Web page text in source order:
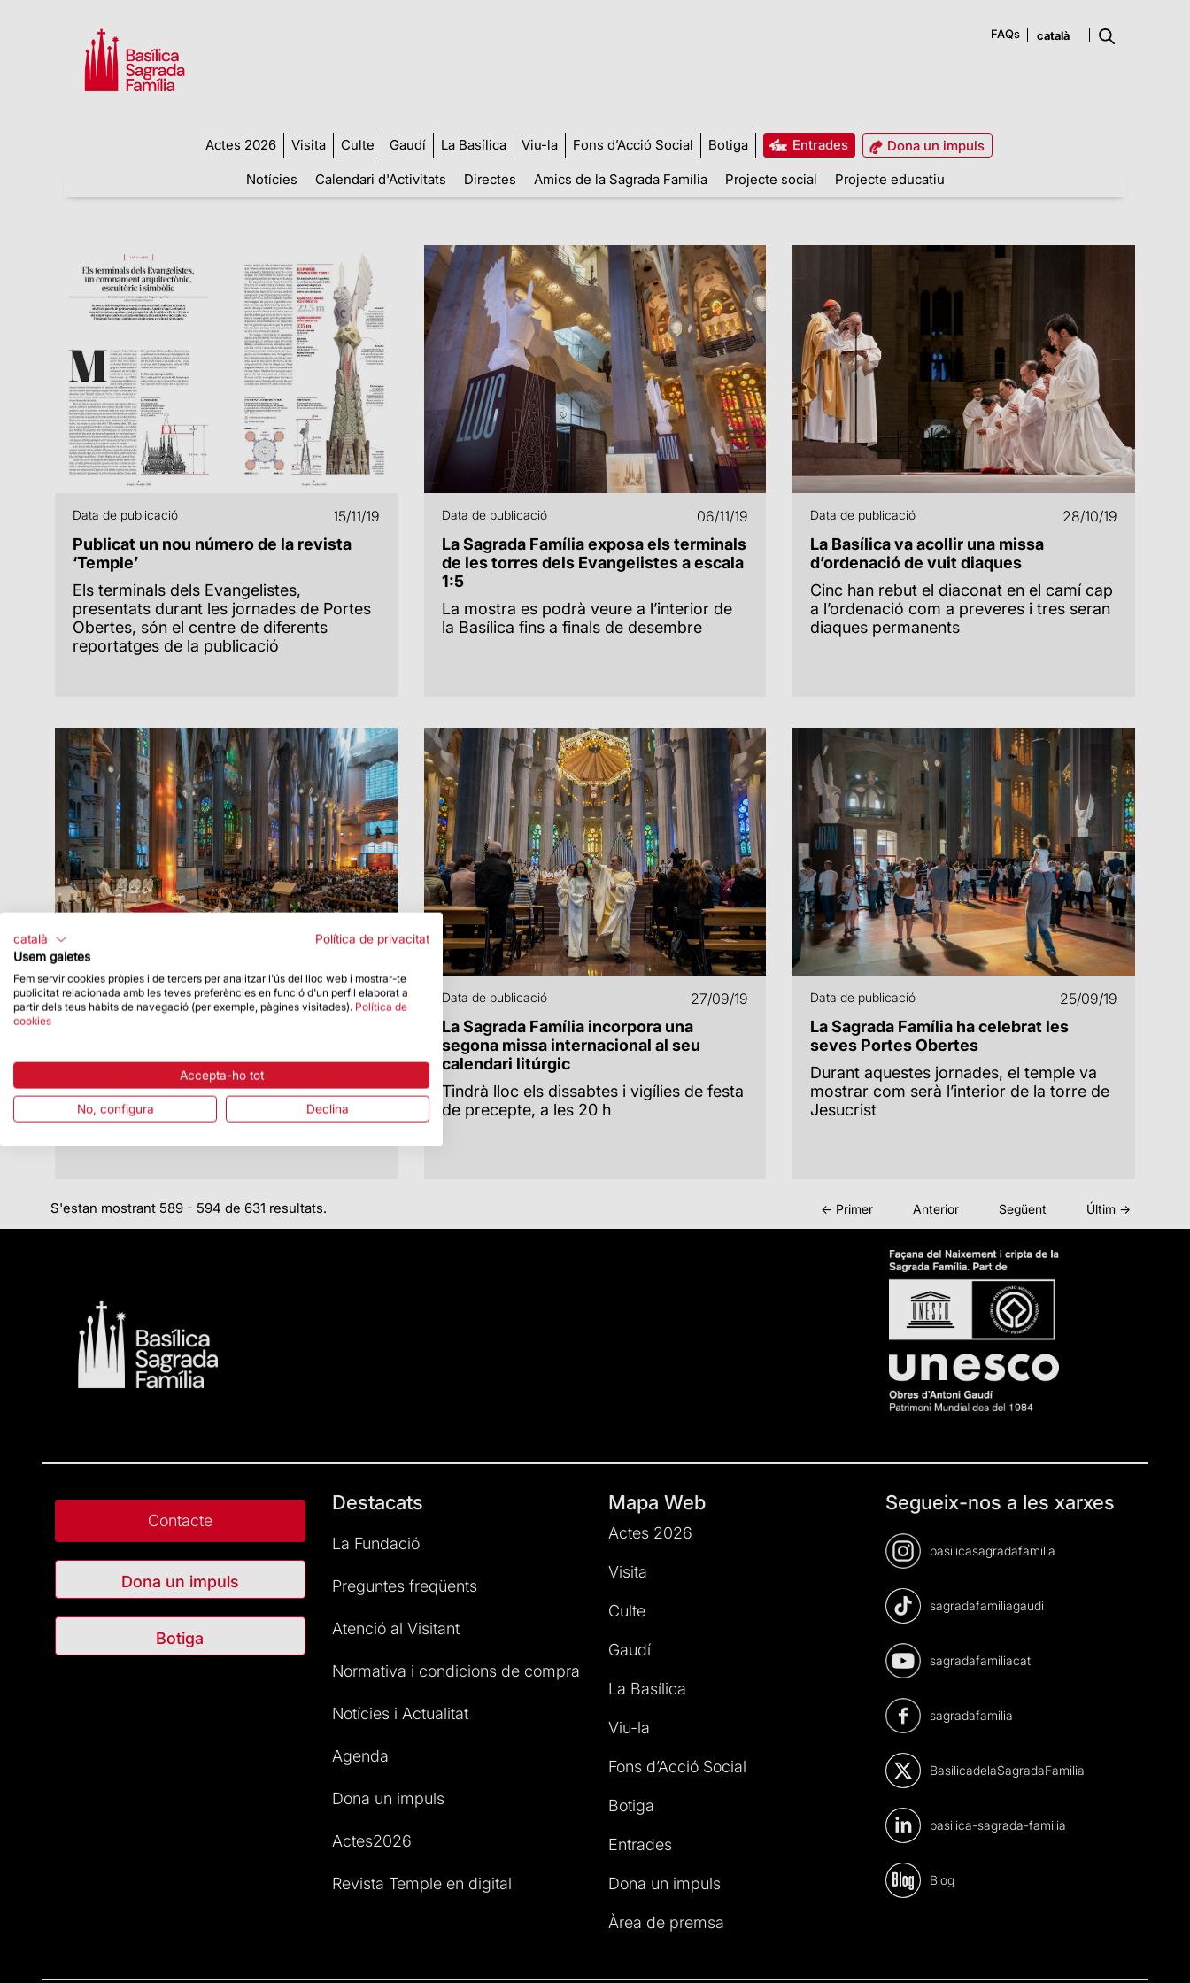
FAQs
Actes 2026 Visita Culte Gaudí La Basílica Viu-la Fons d’Acció Social Botiga Entrades
Dona un impuls
Notícies
Calendari d'Activitats Directes Amics de la Sagrada Família Projecte social Projecte educatiu
Data de publicació 15/11/19
Publicat un nou número de la revista
‘Temple’
Els terminals dels Evangelistes,
presentats durant les jornades de Portes
Obertes, són el centre de diferents
reportatges de la publicació
Data de publicació 06/11/19
La Sagrada Família exposa els terminals
de les torres dels Evangelistes a escala
1:5
La mostra es podrà veure a l’interior de
la Basílica fins a finals de desembre
Data de publicació 28/10/19
La Basílica va acollir una missa
d’ordenació de vuit diaques
Cinc han rebut el diaconat en el camí cap
a l’ordenació com a preveres i tres seran
diaques permanents
Data de publicació 30/09/19
Es va celebrar ahir i va estar presidida
pel Cardenal i Arquebisbe de Barcelona
Data de publicació 27/09/19
La Sagrada Família incorpora una
segona missa internacional al seu
calendari litúrgic
Tindrà lloc els dissabtes i vigílies de festa
de precepte, a les 20 h
Data de publicació 25/09/19
La Sagrada Família ha celebrat les
seves Portes Obertes
Durant aquestes jornades, el temple va
mostrar com serà l’interior de la torre de
Jesucrist
S'estan mostrant 589 - 594 de 631 resultats. ← Primer Anterior Següent Últim →
Contacte
Dona un impuls
Botiga
Destacats
La Fundació
Preguntes freqüents
Atenció al Visitant
Normativa i condicions de compra
Notícies i Actualitat
Agenda
Dona un impuls
Actes2026
Revista Temple en digital
Mapa Web
Actes 2026
Visita
Culte
Gaudí
La Basílica
Viu-la
Fons d’Acció Social
Botiga
Entrades
Dona un impuls
Àrea de premsa
Segueix-nos a les xarxes
basilicasagradafamilia
sagradafamiliagaudi
sagradafamiliacat
sagradafamilia
BasilicadelaSagradaFamilia
basilica-sagrada-familia
Blog
català
Política de privacitat
Usem galetes
Fem servir cookies pròpies i de tercers per analitzar l'ús del lloc web i mostrar-te
publicitat relacionada amb les teves preferències en funció d'un perfil elaborat a
partir dels teus hàbits de navegació (per exemple, pàgines visitades). Política de
cookies
Accepta-ho tot
No, configura Declina